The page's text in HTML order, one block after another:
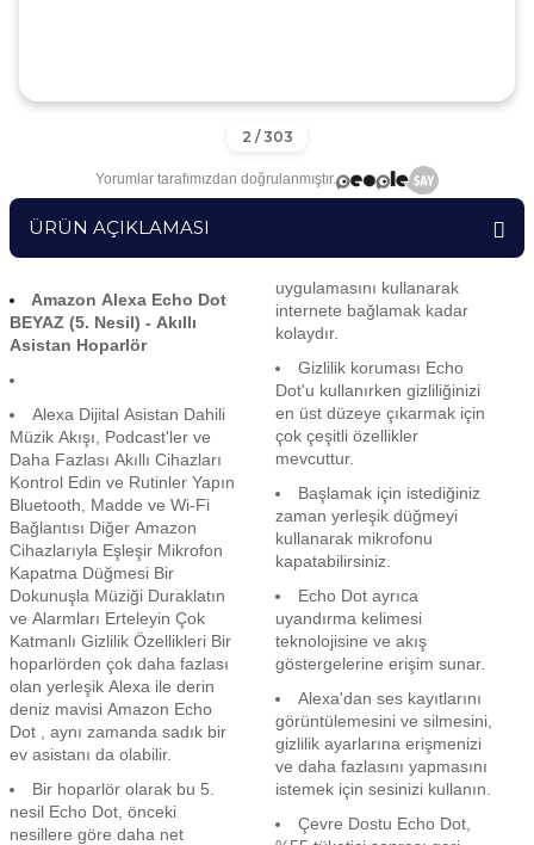
Yorumlar tarafımızdan doğrulanmıştır.
ÜRÜN AÇIKLAMASI
Amazon Alexa Echo Dot
BEYAZ (5. Nesil) - Akıllı
Asistan Hoparlör
Alexa Dijital Asistan Dahili
Müzik Akışı, Podcast'ler ve
Daha Fazlası Akıllı Cihazları
Kontrol Edin ve Rutinler Yapın
Bluetooth, Madde ve Wi-Fi
Bağlantısı Diğer Amazon
Cihazlarıyla Eşleşir Mikrofon
Kapatma Düğmesi Bir
Dokunuşla Müziği Duraklatın
ve Alarmları Erteleyin Çok
Katmanlı Gizlilik Özellikleri Bir
hoparlörden çok daha fazlası
olan yerleşik Alexa ile derin
deniz mavisi Amazon Echo
Dot , aynı zamanda sadık bir
ev asistanı da olabilir.
Bir hoparlör olarak bu 5.
nesil Echo Dot, önceki
nesillere göre daha net
uygulamasını kullanarak
internete bağlamak kadar
kolaydır.
Gizlilik koruması Echo
Dot'u kullanırken gizliliğinizi
en üst düzeye çıkarmak için
çok çeşitli özellikler
mevcuttur.
Başlamak için istediğiniz
zaman yerleşik düğmeyi
kullanarak mikrofonu
kapatabilirsiniz.
Echo Dot ayrıca
uyandırma kelimesi
teknolojisine ve akış
göstergelerine erişim sunar.
Alexa'dan ses kayıtlarını
görüntülemesini ve silmesini,
gizlilik ayarlarına erişmenizi
ve daha fazlasını yapmasını
istemek için sesinizi kullanın.
Çevre Dostu Echo Dot,